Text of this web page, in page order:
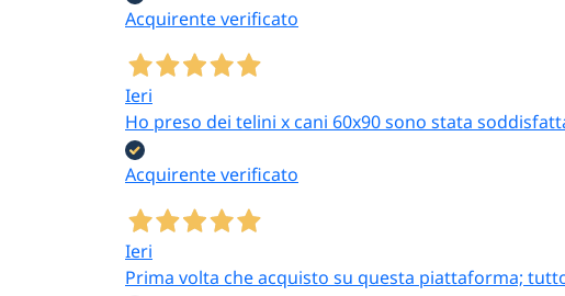
Acquirente verificato
Ieri
Ho preso dei telini x cani 60x90 sono stata
Acquirente verificato
Ieri
Prima volta che acquisto su questa piattaforma;